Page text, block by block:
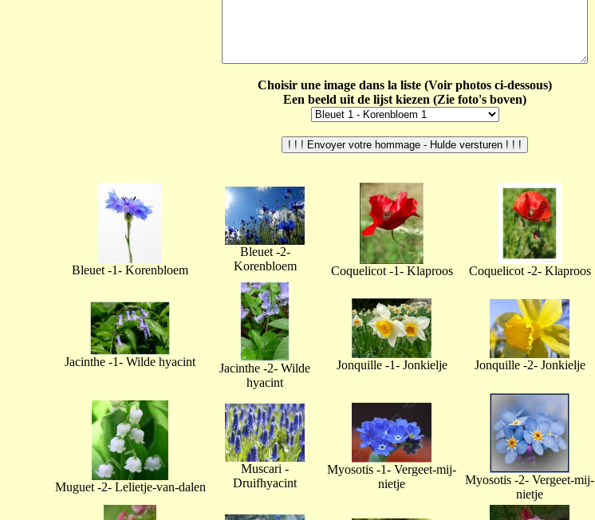
Choisir une image dans la liste (Voir photos ci-dessous)
Een beeld uit de lijst kiezen (Zie foto's boven)
Bleuet -1- Korenbloem
Bleuet -2-
Korenbloem
Coquelicot -1- Klaproos Coquelicot -2- Klaproos
Jacinthe -1- Wilde hyacint
Jacinthe -2- Wilde
hyacint
Jonquille -1- Jonkielje Jonquille -2- Jonkielje
Muguet -2- Lelietje-van-dalen
Muscari -
Druifhyacint
Myosotis -1- Vergeet-mij-
nietje
Myosotis -2- Vergeet-mij-
nietje